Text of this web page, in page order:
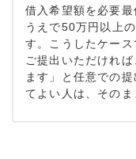
借入希望額を必要
うえで50万円以上
す。こうしたケー
ご提出いただけれ
ます」と任意での
てよい人は、そのま